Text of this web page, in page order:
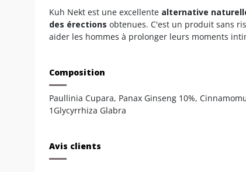
Kuh Nekt est une excellente alternative
des érections obtenues. C'est un produit sans
aider les hommes à prolonger leurs moments
Composition
Paullinia Cupara, Panax Ginseng 10%,
1Glycyrrhiza Glabra
Avis clients